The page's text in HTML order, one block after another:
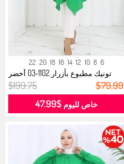
6
8
10
12
14
16
18
20
22
تونيك مطبوع بأزرار 1102-03 أخضر
زمر...
$199.75 $79.99
خاص لليوم$47.99